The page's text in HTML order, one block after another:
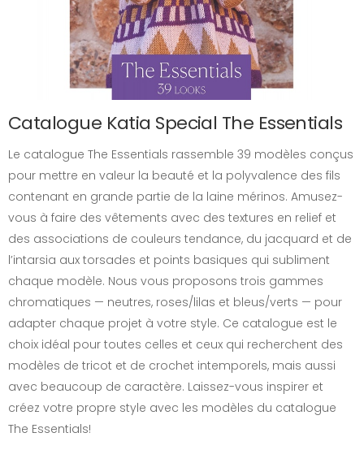
Catalogue Katia Special The Essentials
Le catalogue The Essentials rassemble 39 modèles conçus
pour mettre en valeur la beauté et la polyvalence des fils
contenant en grande partie de la laine mérinos. Amusez-
vous à faire des vêtements avec des textures en relief et
des associations de couleurs tendance, du jacquard et de
l’intarsia aux torsades et points basiques qui subliment
chaque modèle. Nous vous proposons trois gammes
chromatiques — neutres, roses/lilas et bleus/verts — pour
adapter chaque projet à votre style. Ce catalogue est le
choix idéal pour toutes celles et ceux qui recherchent des
modèles de tricot et de crochet intemporels, mais aussi
avec beaucoup de caractère. Laissez-vous inspirer et
créez votre propre style avec les modèles du catalogue
The Essentials!